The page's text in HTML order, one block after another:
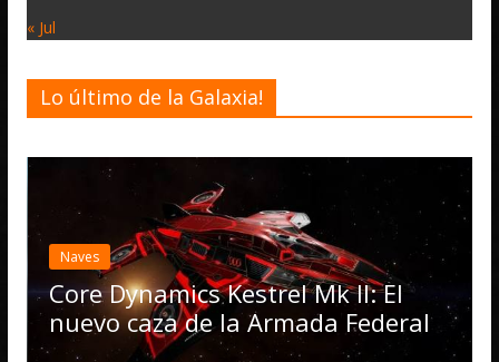
« Jul
Lo último de la Galaxia!
Naves
Core Dynamics Kestrel Mk II: El
nuevo caza de la Armada Federal